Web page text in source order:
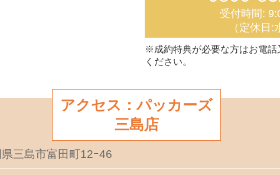
受付時間:
（定休日:
※成約特典が必要な方はお電話
ください。
アクセス：パッカーズ
三島店
三島市富田町12ｰ46